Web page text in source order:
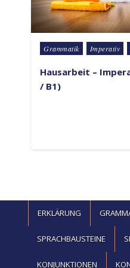
Posted in
Grammatik Imperativ
Hausarbeit –
/ B1)
ERKLÄRUNG
SPRACHBAUSTEINE
KONJUNKTIONEN